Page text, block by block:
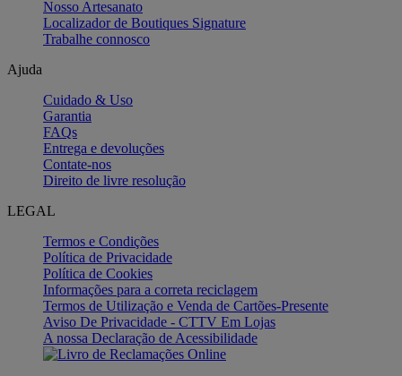
Nosso Artesanato
Localizador de Boutiques Signature
Trabalhe connosco
Ajuda
Cuidado & Uso
Garantia
FAQs
Entrega e devoluções
Contate-nos
Direito de livre resolução
LEGAL
Termos e Condições
Política de Privacidade
Política de Cookies
Informações para a correta reciclagem
Termos de Utilização e Venda de Cartões-Presente
Aviso De Privacidade - CTTV Em Lojas
A nossa Declaração de Acessibilidade